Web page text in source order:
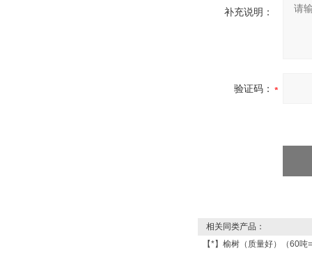
补充说明：
验证码：
相关同类产品：
【*】榆树（质量好）（60